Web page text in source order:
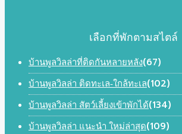
เลือกที่พักตามสไตล์
บ้านพูลวิลล่าที่ติดกันหลายหลัง(67)
บ้านพูลวิลล่า ติดทะเล-ใกล้ทะเล(102)
บ้านพูลวิลล่า สัตว์เลี้ยงเข้าพักได้(134)
บ้านพูลวิลล่า แนะนำ ใหม่ล่าสุด(109)